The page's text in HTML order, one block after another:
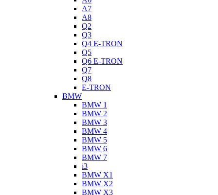
A7
A8
Q2
Q3
Q4 E-TRON
Q5
Q6 E-TRON
Q7
Q8
E-TRON
BMW
BMW 1
BMW 2
BMW 3
BMW 4
BMW 5
BMW 6
BMW 7
i3
BMW X1
BMW X2
BMW X3